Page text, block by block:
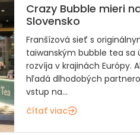
Crazy Bubble mieri
Slovensko
Franšízová sieť s
taiwanským bubble tea sa
rozvíja v krajinách Európy.
hľadá dlhodobých
vstup na...
čítať viac